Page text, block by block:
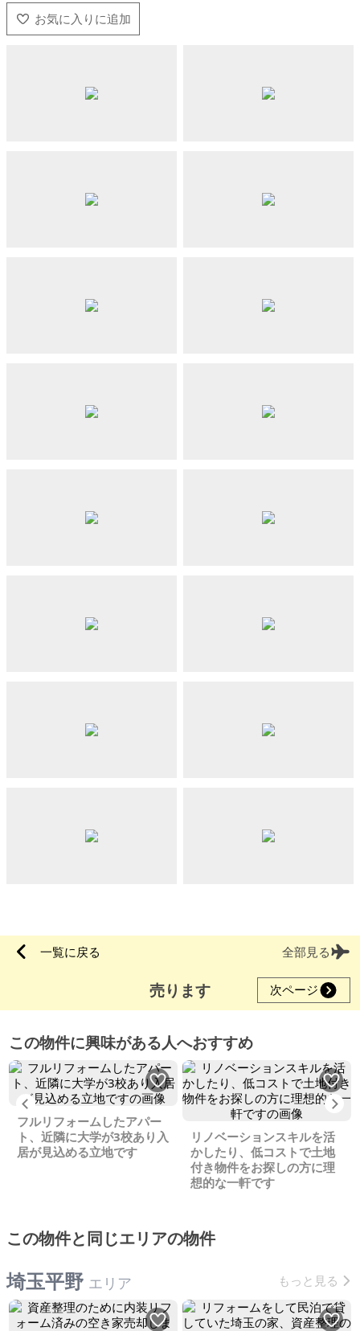
一覧に戻る 全部見る
売ります 次ページ
この物件に興味がある人へおすすめ
Previous
フルリフォームしたアパー
ト、近隣に大学が3校あり入
居が見込める立地です
リノベーションスキルを活
かしたり、低コストで土地
付き物件をお探しの方に理
想的な一軒です
この物件と同じエリアの物件
埼玉平野 エリア もっと見る